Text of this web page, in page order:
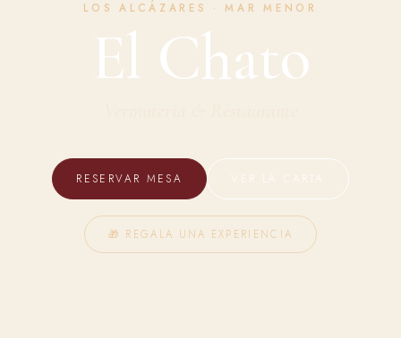
LOS ALCÁZARES · MAR MENOR
El Chato
RESERVAR MESA VER LA CARTA
🎁 REGALA UNA EXPERIENCIA